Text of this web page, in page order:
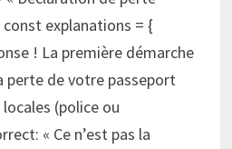
const explanations = {
! La première démarche
perte de votre passeport
(police ou
« Ce n’est pas la